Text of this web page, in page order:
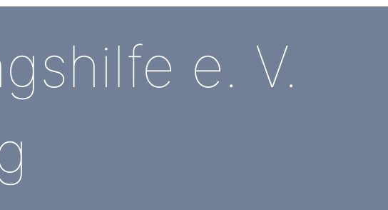
und Scheidung sowie
psychosozialen und
gesundheitlichen Belastungen
e. V.